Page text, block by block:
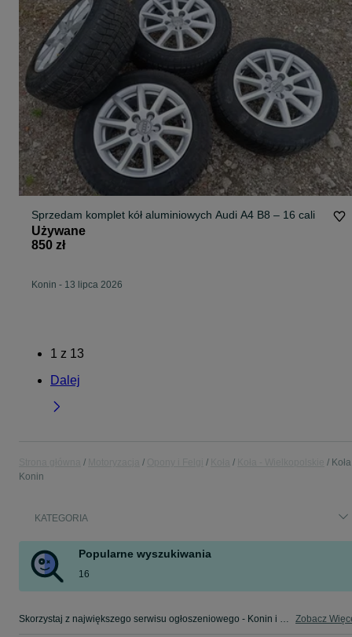
Sprzedam komplet kół aluminiowych Audi A4 B8 – 16 cali
Używane
850 zł
Konin - 13 lipca 2026
1 z 13
Dalej
Konin
KATEGORIA
Popularne wyszukiwania
16
Skorzystaj z największego serwisu ogłoszeniowego - Konin i okolice! - kupuj lub sprzedawaj jeszcze wygodniej w kategorii Koła! Zobacz